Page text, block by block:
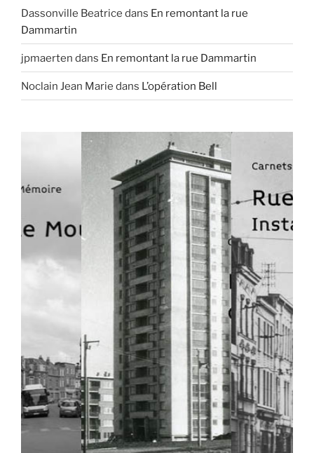
Dassonville Beatrice dans En remontant la rue
Dammartin
jpmaerten dans En remontant la rue Dammartin
Noclain Jean Marie dans L’opération Bell